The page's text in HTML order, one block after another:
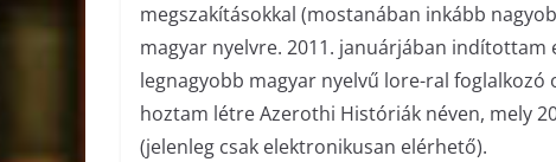
megszakításokkal (mostanában inkább
magyar nyelvre. 2011. januárjában
legnagyobb magyar nyelvű lore-ral
hoztam létre Azerothi Históriák néven, mely
(jelenleg csak elektronikusan elérhető).